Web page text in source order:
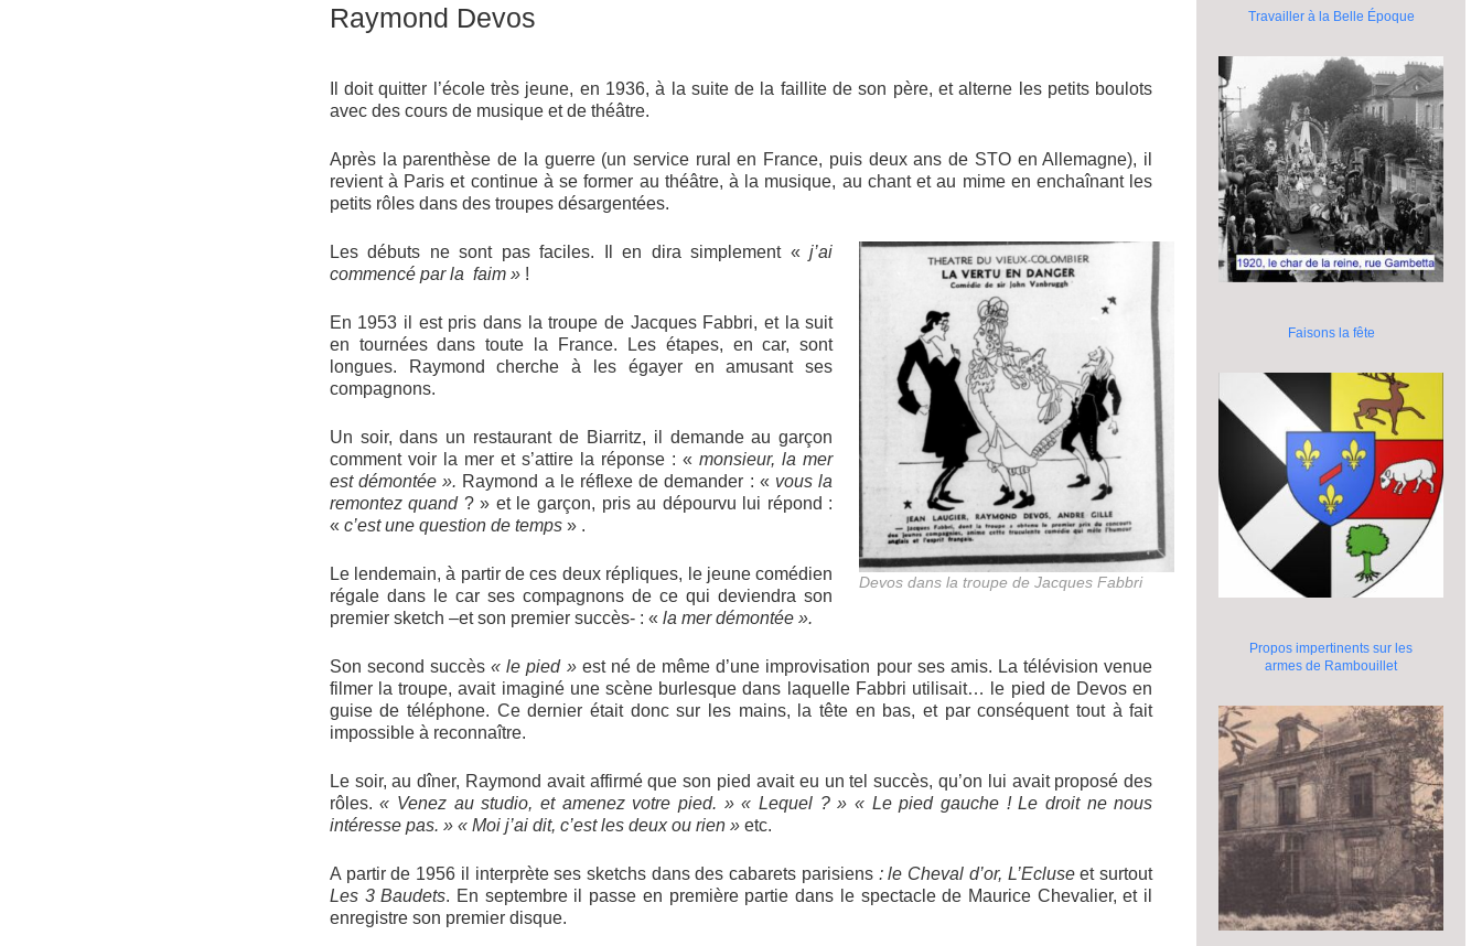
Raymond Devos
Il doit quitter l’école très jeune, en 1936, à la suite de la faillite de son père, et alterne les petits boulots
avec des cours de musique et de théâtre.
Après la parenthèse de la guerre (un service rural en France, puis deux ans de STO en Allemagne), il
revient à Paris et continue à se former au théâtre, à la musique, au chant et au mime en enchaînant les
petits rôles dans des troupes désargentées.
Devos dans la troupe de Jacques Fabbri
Les débuts ne sont pas faciles. Il en dira simplement «j’ai
commencé par la faim » !
En 1953 il est pris dans la troupe de Jacques Fabbri, et la suit
en tournées dans toute la France. Les étapes, en car, sont
longues. Raymond cherche à les égayer en amusant ses
compagnons.
Un soir, dans un restaurant de Biarritz, il demande au garçon
comment voir la mer et s’attire la réponse : «monsieur, la mer
est démontée ». Raymond a le réflexe de demander : « vous la
remontez quand ? » et le garçon, pris au dépourvu lui répond :
« c’est une question de temps » .
Le lendemain, à partir de ces deux répliques, le jeune comédien
régale dans le car ses compagnons de ce qui deviendra son
premier sketch –et son premier succès- : « la mer démontée ».
Son second succès« le pied » est né de même d’une improvisation pour ses amis. La télévision venue
filmer la troupe, avait imaginé une scène burlesque dans laquelle Fabbri utilisait… le pied de Devos en
guise de téléphone. Ce dernier était donc sur les mains, la tête en bas, et par conséquent tout à fait
impossible à reconnaître.
Le soir, au dîner, Raymond avait affirmé que son pied avait eu un tel succès, qu’on lui avait proposé des
rôles.« Venez au studio, et amenez votre pied. » « Lequel ? » « Le pied gauche ! Le droit ne nous
intéresse pas. » « Moi j’ai dit, c’est les deux ou rien »etc.
A partir de 1956 il interprète ses sketchs dans des cabarets parisiens : le Cheval d’or, L’Ecluseet surtout
Les 3 Baudets. En septembre il passe en première partie dans le spectacle de Maurice Chevalier, et il
enregistre son premier disque.
Travailler à la Belle Époque
Faisons la fête
Propos impertinents sur les
armes de Rambouillet